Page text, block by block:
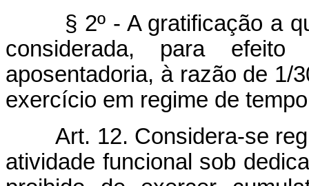
§ 2º - A gratificação a
considerada, para
aposentadoria, à razão de 1/
exercício em regime de
Art. 12. Considera-se
atividade funcional sob